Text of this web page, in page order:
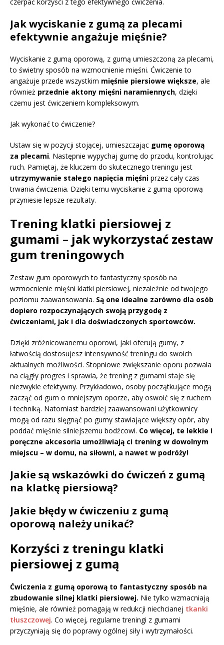
Jak wyciskanie z gumą za plecami
efektywnie angażuje mięśnie?
Wyciskanie z gumą oporową, z gumą umieszczoną za plecami,
to świetny sposób na wzmocnienie mięśni. Ćwiczenie to
angażuje przede wszystkim mięśnie piersiowe większe, ale
również przednie aktony mięśni naramiennych, dzięki
czemu jest ćwiczeniem kompleksowym.
Jak wykonać to ćwiczenie?
Ustaw się w pozycji stojącej, umieszczając gumę oporową
za plecami. Następnie wypychaj gumę do przodu, kontrolując
ruch. Pamiętaj, że kluczem do skutecznego treningu jest
utrzymywanie stałego napięcia mięśni przez cały czas
trwania ćwiczenia. Dzięki temu wyciskanie z gumą oporową
przyniesie lepsze rezultaty.
Trening klatki piersiowej z
gumami – jak wykorzystać zestaw
gum treningowych
Zestaw gum oporowych to fantastyczny sposób na
wzmocnienie mięśni klatki piersiowej, niezależnie od twojego
poziomu zaawansowania. Są one idealne zarówno dla osób
dopiero rozpoczynających swoją przygodę z
ćwiczeniami, jak i dla doświadczonych sportowców.
Dzięki zróżnicowanemu oporowi, jaki oferują gumy, z
łatwością dostosujesz intensywność treningu do swoich
aktualnych możliwości. Stopniowe zwiększanie oporu pozwala
na ciągły progres i sprawia, że trening z gumami staje się
niezwykle efektywny. Przykładowo, osoby początkujące mogą
zacząć od gum o mniejszym oporze, aby oswoić się z ruchem
i techniką. Natomiast bardziej zaawansowani użytkownicy
mogą od razu sięgnąć po gumy stawiające większy opór, aby
poddać mięśnie silniejszemu bodźcowi. Co więcej, te lekkie i
poręczne akcesoria umożliwiają ci trening w dowolnym
miejscu – w domu, na siłowni, a nawet w podróży!
Jakie są wskazówki do ćwiczeń z gumą
na klatkę piersiową?
Jakie błędy w ćwiczeniu z gumą
oporową należy unikać?
Korzyści z treningu klatki
piersiowej z gumą
Ćwiczenia z gumą oporową to fantastyczny sposób na
zbudowanie silnej klatki piersiowej. Nie tylko wzmacniają
mięśnie, ale również pomagają w redukcji niechcianej tkanki
tłuszczowej. Co więcej, regularne treningi z gumami
przyczyniają się do poprawy ogólnej siły i wytrzymałości.